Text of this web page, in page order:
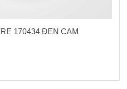
170434 ĐEN CAM